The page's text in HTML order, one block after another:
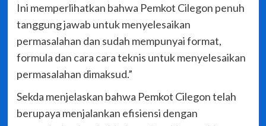
Ini memperlihatkan bahwa Pemkot Cilegon penuh
tanggung jawab untuk menyelesaikan
permasalahan dan sudah mempunyai format,
formula dan cara cara teknis untuk menyelesaikan
permasalahan dimaksud.”
Sekda menjelaskan bahwa Pemkot Cilegon telah
berupaya menjalankan efisiensi dengan